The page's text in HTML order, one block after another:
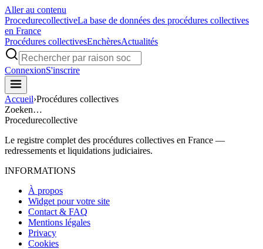
Aller au contenu
ProcedurecollectiveLa base de données des procédures collectives
en France
Procédures collectivesEnchèresActualités
ConnexionS'inscrire
Accueil›Procédures collectives
Zoeken…
Procedurecollective
Le registre complet des procédures collectives en France —
redressements et liquidations judiciaires.
INFORMATIONS
À propos
Widget pour votre site
Contact & FAQ
Mentions légales
Privacy
Cookies